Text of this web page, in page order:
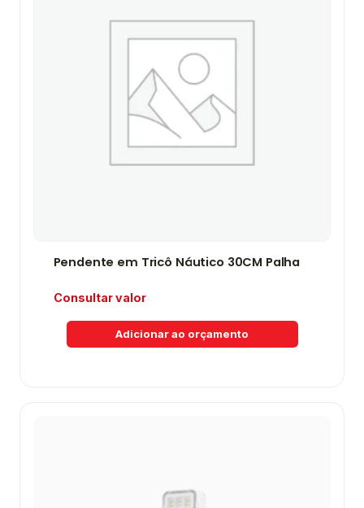
Pendente em Tricô Náutico 30CM Palha
Consultar valor
Adicionar ao orçamento